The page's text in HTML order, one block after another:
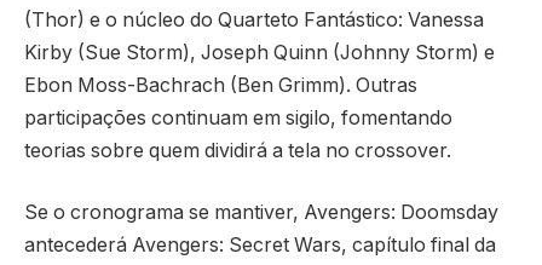
(Thor) e o núcleo do Quarteto Fantástico: Vanessa
Kirby (Sue Storm), Joseph Quinn (Johnny Storm) e
Ebon Moss-Bachrach (Ben Grimm). Outras
participações continuam em sigilo, fomentando
teorias sobre quem dividirá a tela no crossover.
Se o cronograma se mantiver, Avengers: Doomsday
antecederá Avengers: Secret Wars, capítulo final da